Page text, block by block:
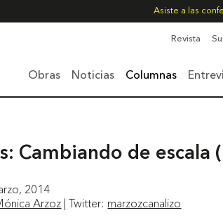
Asiste a las
Revista
Obras Noticias Columnas
Cambiando de escala
2014
Arzoz | Twitter: marzozcanalizo